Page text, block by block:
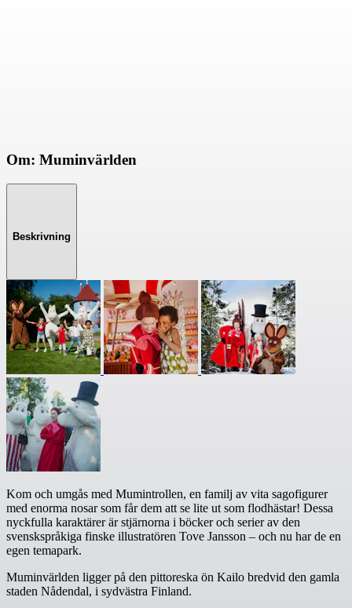
Om: Muminvärlden
Beskrivning
Kom och umgås med Mumintrollen, en familj av vita sagofigurer
med enorma nosar som får dem att se lite ut som flodhästar! Dessa
nyckfulla karaktärer är stjärnorna i böcker och serier av den
svenskspråkiga finske illustratören Tove Jansson – och nu har de en
egen temapark.
Muminvärlden ligger på den pittoreska ön Kailo bredvid den gamla
staden Nådendal, i sydvästra Finland.